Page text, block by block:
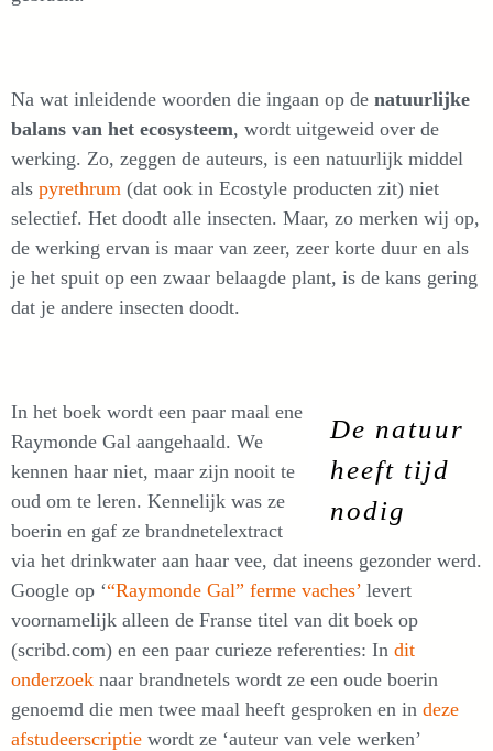
Na wat inleidende woorden die ingaan op de natuurlijke
balans van het ecosysteem, wordt uitgeweid over de
werking. Zo, zeggen de auteurs, is een natuurlijk middel
als pyrethrum (dat ook in Ecostyle producten zit) niet
selectief. Het doodt alle insecten. Maar, zo merken wij op,
de werking ervan is maar van zeer, zeer korte duur en als
je het spuit op een zwaar belaagde plant, is de kans gering
dat je andere insecten doodt.
De natuur
heeft tijd
nodig
In het boek wordt een paar maal ene
Raymonde Gal aangehaald. We
kennen haar niet, maar zijn nooit te
oud om te leren. Kennelijk was ze
boerin en gaf ze brandnetelextract
via het drinkwater aan haar vee, dat ineens gezonder werd.
Google op ‘“Raymonde Gal” ferme vaches’ levert
voornamelijk alleen de Franse titel van dit boek op
(scribd.com) en een paar curieze referenties: In dit
onderzoek naar brandnetels wordt ze een oude boerin
genoemd die men twee maal heeft gesproken en in deze
afstudeerscriptie wordt ze ‘auteur van vele werken’